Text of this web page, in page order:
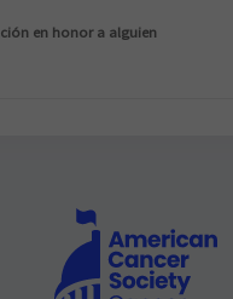
en honor a alguien